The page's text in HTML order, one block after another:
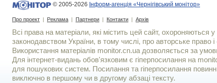
© 2005-2026 Інформ-агенція «Чернігівський монітор»
Про проект | Реклама | Партнери | Контакти | Архів
Всі права на матеріали, які містить цей сайт, охороняються у
законодавством України, в тому числі, про авторське право і
Використання матерiалiв monitor.cn.ua дозволяється за
Для iнтернет-видань обов'язковим є гiперпосилання на
для пошукових систем. Посилання та гіперпосилання
виключно в першому чи в другому абзаці тексту.